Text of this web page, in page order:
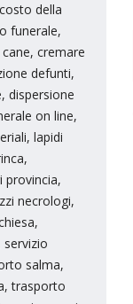
della
funerale,
cremare
defunti,
dispersione
on line,
lapidi
provincia,
necrologi,
salma,
trasporto